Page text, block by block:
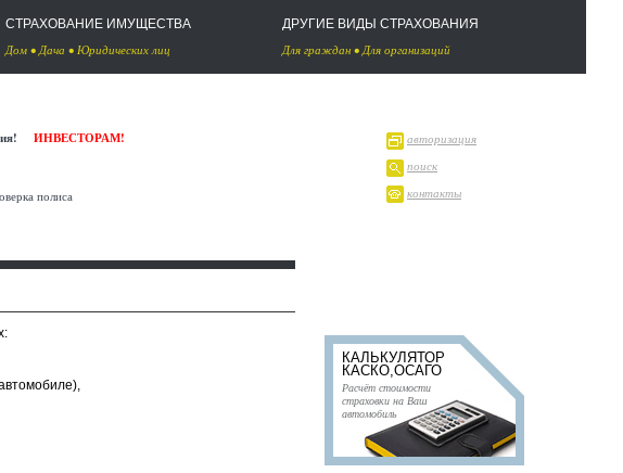
СТРАХОВАНИЕ ИМУЩЕСТВА
Дом •Дача • Юридических лиц
ДРУГИЕ ВИДЫ СТРАХОВАНИЯ
Для граждан •Для организаций
ИНВЕСТОРАМ!
полиса
авторизация
поиск
контакты
КАЛЬКУЛЯТОР
КАСКО,ОСАГО
Расчёт стоимости
страховки на Ваш
автомобиль